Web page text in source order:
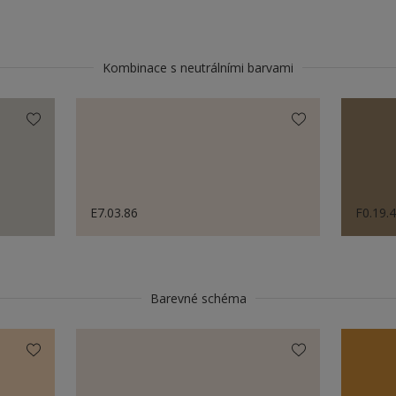
Kombinace s neutrálními barvami
E7.03.86
Barevné schéma